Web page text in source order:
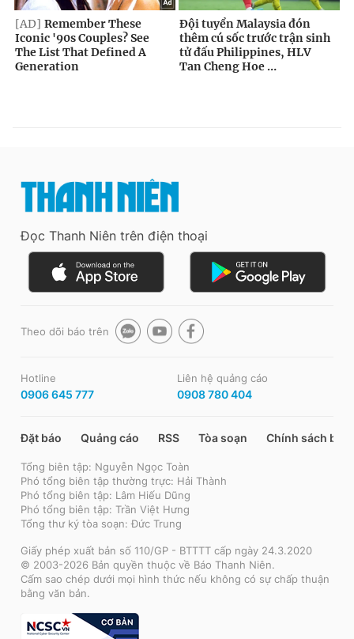
Đọc Thanh Niên trên điện thoại
Theo dõi báo trên
Hotline
0906 645 777
Liên hệ quảng cáo
0908 780 404
Đặt báo Quảng cáo RSS Tòa soạn Chính sách bảo
Tổng biên tập: Nguyễn Ngọc Toàn
Phó tổng biên tập thường trực: Hải Thành
Phó tổng biên tập: Lâm Hiếu Dũng
Phó tổng biên tập: Trần Việt Hưng
Tổng thư ký tòa soạn: Đức Trung
Giấy phép xuất bản số 110/GP - BTTTT cấp ngày 24.3.2020
© 2003-2026 Bản quyền thuộc về Báo Thanh Niên.
Cấm sao chép dưới mọi hình thức nếu không có sự chấp thuận
bằng văn bản.